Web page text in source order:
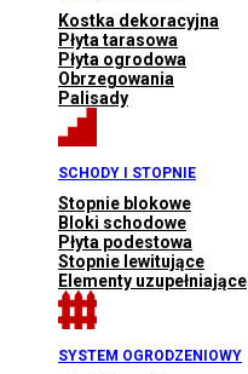
Kostka dekoracyjna
Płyta tarasowa
Płyta ogrodowa
Obrzegowania
Palisady
SCHODY I STOPNIE
Stopnie blokowe
Bloki schodowe
Płyta podestowa
Stopnie lewitujące
Elementy uzupełniające
SYSTEM OGRODZENIOWY